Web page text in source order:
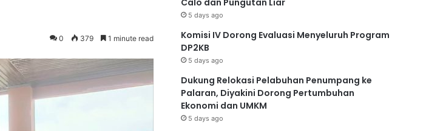
0 379 1 minute read
5 days ago
Komisi IV Dorong Evaluasi Menyeluruh Program
DP2KB
5 days ago
Dukung Relokasi Pelabuhan Penumpang ke
Palaran, Diyakini Dorong Pertumbuhan
Ekonomi dan UMKM
5 days ago